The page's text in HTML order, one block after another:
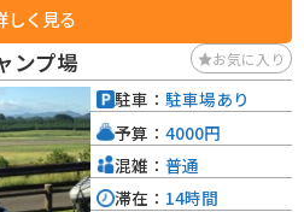
舞台にも登場しており、城下町の風情が
しく見る
ンプ場 お気に入り
駐車： 駐車場あり
予算： 4000円
混雑： 普通
滞在： 14時間